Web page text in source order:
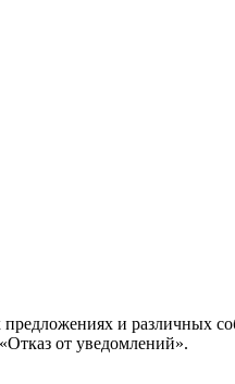
и различных
от уведомлений».